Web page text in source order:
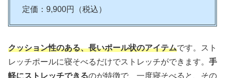
定価：9,900円（税込）
クッション性のある、長いポール状のアイテムです。スト
レッチポールに寝そべるだけでストレッチができます。 手
軽にストレッチできるのが特徴で、一度寝そべると、その